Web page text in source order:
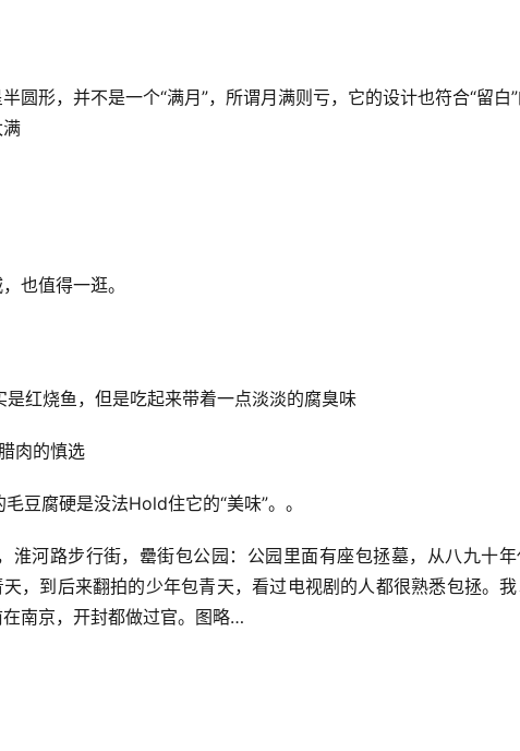
圆形，并不是一个“满月”，所谓月满则亏，它的设计也符合“留白
也值得一逛。
红烧鱼，但是吃起来带着一点淡淡的腐臭味
肉的慎选
豆腐硬是没法Hold住它的“美味”。。
淮河路步行街，罍街包公园：公园里面有座包拯墓，从八九十
，到后来翻拍的少年包青天，看过电视剧的人都很熟悉包拯。
南京，开封都做过官。图略…